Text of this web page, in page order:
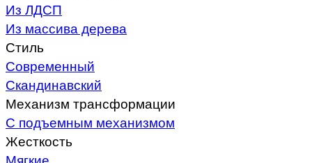
Из ЛДСП
Из массива дерева
Стиль
Современный
Скандинавский
Механизм трансформации
С подъемным механизмом
Жесткость
Мягкие